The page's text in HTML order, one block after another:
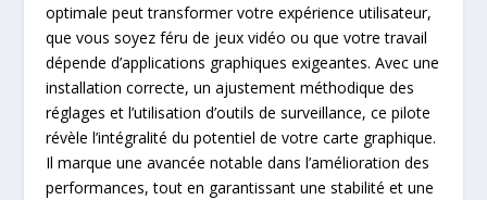
optimale peut transformer votre expérience utilisateur,
que vous soyez féru de jeux vidéo ou que votre travail
dépende d’applications graphiques exigeantes. Avec une
installation correcte, un ajustement méthodique des
réglages et l’utilisation d’outils de surveillance, ce pilote
révèle l’intégralité du potentiel de votre carte graphique.
Il marque une avancée notable dans l’amélioration des
performances, tout en garantissant une stabilité et une